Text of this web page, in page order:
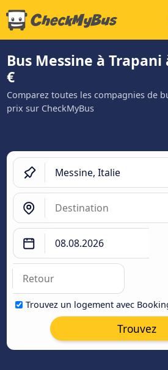
Bus Messine à
€
Comparez toutes les compagnies de
prix sur CheckMyBus
Trouvez un logement avec
Trouvez